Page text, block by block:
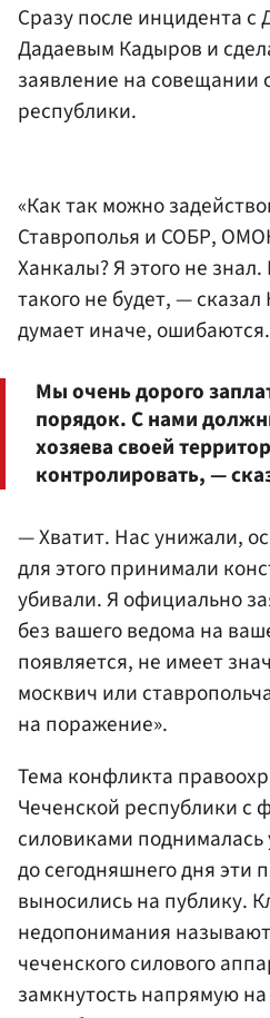
Сразу после инцидента с
Дадаевым Кадыров и
заявление на совещании
республики.
«Как так можно
Ставрополья и СОБР,
Ханкалы? Я этого не
такого не будет, —
думает иначе, ошибаются.
Мы очень дорого
порядок. С нами
хозяева своей
контролировать, —
— Хватит. Нас унижали,
для этого принимали
убивали. Я официально
без вашего ведома на
появляется, не имеет
москвич или
на поражение».
Тема конфликта
Чеченской республики с
силовиками
до сегодняшнего дня эти
выносились на публику.
недопонимания
чеченского силового
замкнутость напрямую